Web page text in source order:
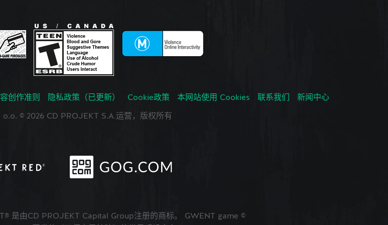
创作准则 隐私政策（已更新） Cookie政策 本网站使用 Cookies 联系我们 新闻中心
o.o. © 2026 CD PROJEKT S.A.运营，版权所有
是由CD PROJEKT Capital Group注册的商标。 GWENT game ©